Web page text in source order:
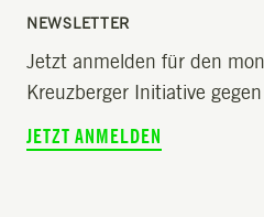
NEWSLETTER
Jetzt anmelden für den
Kreuzberger Initiative
JETZT ANMELDEN